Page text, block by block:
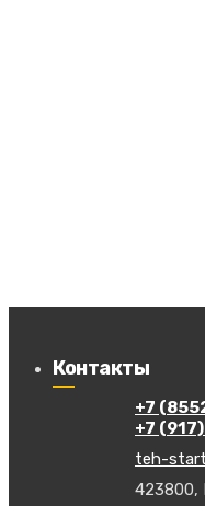
Контакты
+7
+7
teh-
423800,